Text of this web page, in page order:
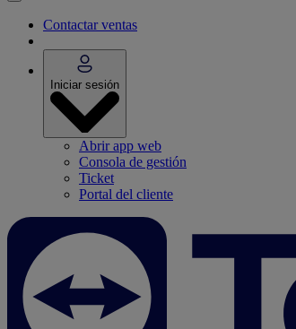
Contactar ventas
Iniciar sesión
Abrir app web
Consola de gestión
Ticket
Portal del cliente